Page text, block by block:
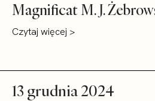
Magnificat M. J.
Czytaj więcej >
13 grudnia 2024